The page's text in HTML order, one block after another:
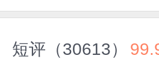
短评（30613）